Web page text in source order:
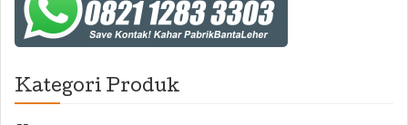
Kategori Produk